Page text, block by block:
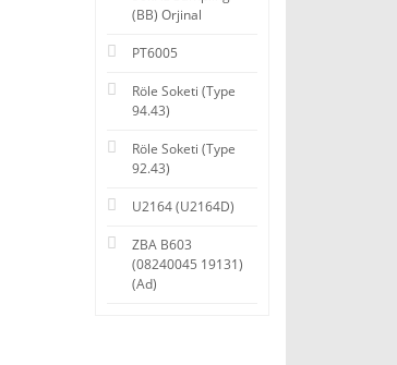
(BB) Orjinal
PT6005
Röle Soketi (Type
94.43)
Röle Soketi (Type
92.43)
U2164 (U2164D)
ZBA B603
(08240045 19131)
(Ad)